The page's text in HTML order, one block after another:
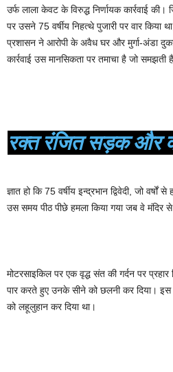
उर्फ लाला केवट के विरुद्ध निर्णायक कार्रवाई
पर उसने 75 वर्षीय निहत्थे पुजारी पर वार
प्रशासन ने आरोपी के अवैध घर और मुर्गा-अंडा
कार्रवाई उस मानसिकता पर तमाचा है जो
रक्त रंजित सड़क और
ज्ञात हो कि 75 वर्षीय इन्द्रभान द्विवेदी, जो
उस समय पीठ पीछे हमला किया गया जब वे
मोटरसाइकिल पर एक वृद्ध संत की गर्दन पर प्रहार
पार करते हुए उनके सीने को छलनी कर दिया। इस
को लहूलुहान कर दिया था।